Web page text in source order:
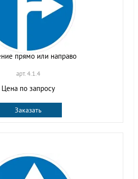
прямо или направо
арт. 4.1.4
Цена по запросу
Заказать